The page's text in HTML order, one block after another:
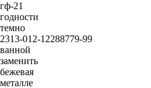
гф-21
годности
темно
2313-012-12288779-99
ванной
заменить
бежевая
металле